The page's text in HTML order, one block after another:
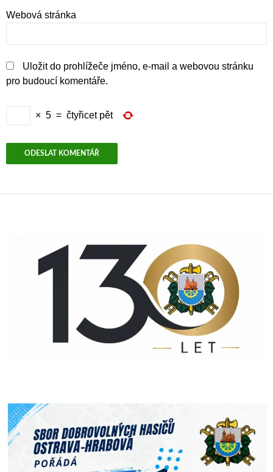
Webová stránka
Uložit do prohlížeče jméno, e-mail a webovou stránku
pro budoucí komentáře.
× 5 = čtyřicet pět